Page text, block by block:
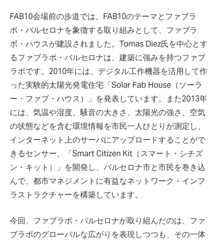
FAB10会場前の歩道では、FAB10のテーマとファブラ
ボ・バルセロナを象徴する取り組みとして、ファブラ
ボ・ハウスが建設されました。Tomas Diez氏を中心とす
るファブラボ・バルセロナは、建築に強みを持つファブ
ラボです。2010年には、デジタル工作機器を活用して作
った実験的太陽光発電住宅「Solar Fab House（ソーラ
ー・ファブ・ハウス）」を発表しています。また2013年
には、気温や湿度、騒音の大きさ、太陽光の強さ、空気
の状態などを含む環境情報を市民一人ひとりが測定し、
インターネット上のサーバにアップロードすることがで
きるセンサー、「Smart Citizen Kit（スマート・シチズ
ン・キット）」を開発し、バルセロナ市と市民を巻き込
んで、都市マネジメントに有益なネットワーク・インフ
ラストラクチャーを構築しています。
今回、ファブラボ・バルセロナが取り組んだのは、ファ
ブラボのグローバルな広がりを表現しつつも、その一体